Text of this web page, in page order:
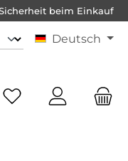
beim Einkauf
Deutsch